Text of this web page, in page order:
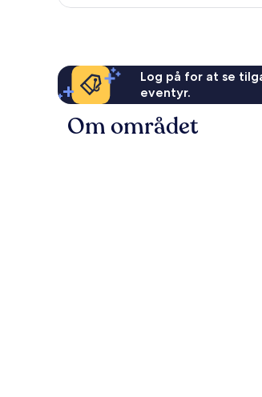
anmeldelser
Log på for at se
eventyr.
Om området